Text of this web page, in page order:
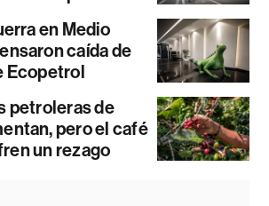
en Medio
caída de
Ecopetrol
petroleras de
pero el café
un rezago